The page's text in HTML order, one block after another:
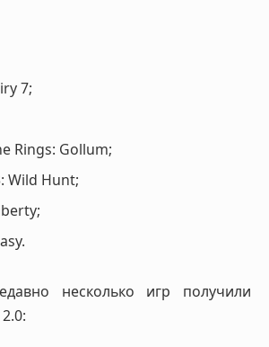
7;
Rings: Gollum;
Wild Hunt;
несколько игр получили